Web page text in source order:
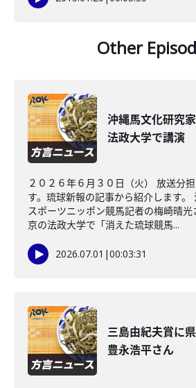
Other
沖縄馬文化研究
法政大学で講演
２０２６年６月３０日（火） 放送分
す。琉球新報の記事から紹介します。
スポーツニッポン競馬記者の梅崎晴
京の法政大学で「消えた琉球競馬...
2026.07.01 |00:03:31
三島由紀夫賞に
豊永浩平さん